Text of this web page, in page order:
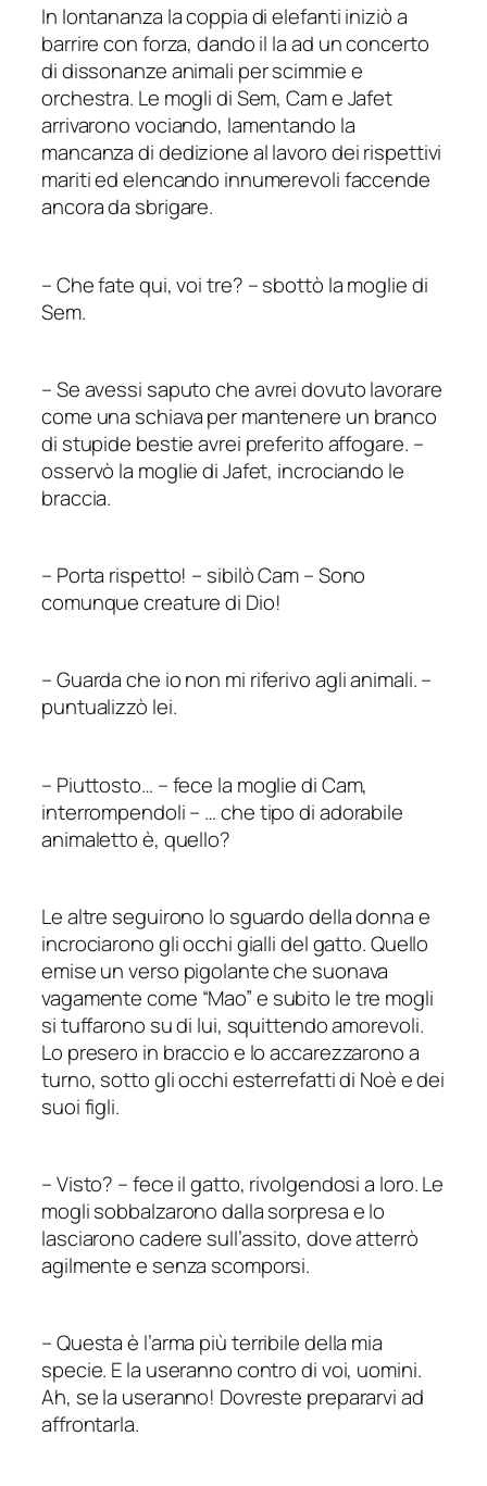
In lontananza la coppia di elefanti iniziò a
barrire con forza, dando il laad un concerto
di dissonanze animali per scimmie e
orchestra. Le mogli di Sem, Cam e Jafet
arrivarono vociando, lamentando la
mancanza di dedizione al lavoro dei rispettivi
mariti ed elencando innumerevoli faccende
ancora da sbrigare.
–Che fate qui, voi tre? –sbottò la moglie di
Sem.
–Se avessi saputo che avrei dovuto lavorare
come una schiava per mantenere un branco
di stupide bestie avrei preferito affogare. –
osservò la moglie di Jafet, incrociando le
braccia.
– Porta rispetto! – sibilò Cam – Sono
comunque creature di Dio!
–Guarda che io non mi riferivo agli animali.–
puntualizzò lei.
– Piuttosto… – fece la moglie di Cam,
interrompendoli– … che tipo di adorabile
animaletto è, quello?
Le altre seguirono lo sguardo della donna e
incrociarono gli occhi gialli del gatto. Quello
emise un verso pigolante che suonava
vagamente come “Mao” e subito le tre mogli
si tuffarono su di lui, squittendo amorevoli.
Lo presero in braccio e lo accarezzarono a
turno, sotto gli occhi esterrefatti di Noè e dei
suoi figli.
–Visto? –fece il gatto, rivolgendosi a loro. Le
mogli sobbalzarono dalla sorpresa e lo
lasciarono cadere sull’assito, dove atterrò
agilmente e senza scomporsi.
–Questa è l’arma più terribile della mia
specie. E la useranno contro di voi, uomini.
Ah, se la useranno! Dovreste prepararvi ad
affrontarla.